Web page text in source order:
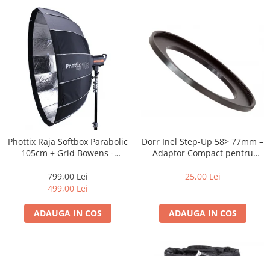
Phottix Raja Softbox Parabolic
105cm + Grid Bowens -
799,00 Lei
499,00 Lei
ADAUGA IN COS
Dorr Inel Step-Up 58> 77mm –
Adaptor Compact pentru
25,00 Lei
ADAUGA IN COS